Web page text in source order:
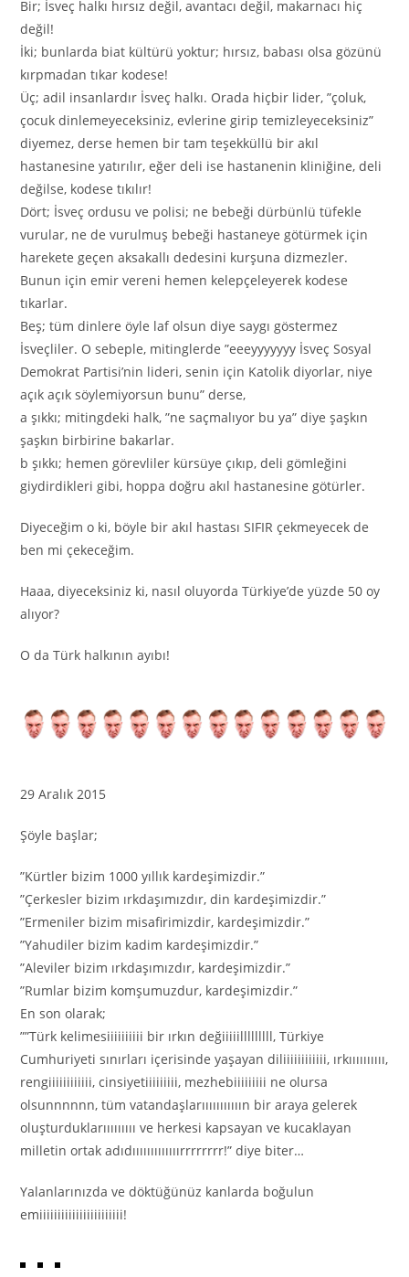
Bir; İsveç halkı hırsız değil, avantacı değil, makarnacı hiç
değil!
İki; bunlarda biat kültürü yoktur; hırsız, babası olsa gözünü
kırpmadan tıkar kodese!
Üç; adil insanlardır İsveç halkı. Orada hiçbir lider, ”çoluk,
çocuk dinlemeyeceksiniz, evlerine girip temizleyeceksiniz”
diyemez, derse hemen bir tam teşekküllü bir akıl
hastanesine yatırılır, eğer deli ise hastanenin kliniğine, deli
değilse, kodese tıkılır!
Dört; İsveç ordusu ve polisi; ne bebeği dürbünlü tüfekle
vurular, ne de vurulmuş bebeği hastaneye götürmek için
harekete geçen aksakallı dedesini kurşuna dizmezler.
Bunun için emir vereni hemen kelepçeleyerek kodese
tıkarlar.
Beş; tüm dinlere öyle laf olsun diye saygı göstermez
İsveçliler. O sebeple, mitinglerde ”eeeyyyyyyy İsveç Sosyal
Demokrat Partisi’nin lideri, senin için Katolik diyorlar, niye
açık açık söylemiyorsun bunu” derse,
a şıkkı; mitingdeki halk, ”ne saçmalıyor bu ya” diye şaşkın
şaşkın birbirine bakarlar.
b şıkkı; hemen görevliler kürsüye çıkıp, deli gömleğini
giydirdikleri gibi, hoppa doğru akıl hastanesine götürler.
Diyeceğim o ki, böyle bir akıl hastası SIFIR çekmeyecek de
ben mi çekeceğim.
Haaa, diyeceksiniz ki, nasıl oluyorda Türkiye’de yüzde 50 oy
alıyor?
O da Türk halkının ayıbı!
29 Aralık 2015
Şöyle başlar;
”Kürtler bizim 1000 yıllık kardeşimizdir.”
”Çerkesler bizim ırkdaşımızdır, din kardeşimizdir.”
”Ermeniler bizim misafirimizdir, kardeşimizdir.”
”Yahudiler bizim kadim kardeşimizdir.”
”Aleviler bizim ırkdaşımızdır, kardeşimizdir.”
”Rumlar bizim komşumuzdur, kardeşimizdir.”
En son olarak;
””Türk kelimesiiiiiiiiii bir ırkın değiiiiilllllllll, Türkiye
Cumhuriyeti sınırları içerisinde yaşayan diliiiiiiiiiiii, ırkıııııııııı,
rengiiiiiiiiiiii, cinsiyetiiiiiiiii, mezhebiiiiiiiii ne olursa
olsunnnnnn, tüm vatandaşlarııııııııııın bir araya gelerek
oluşturduklarııııııııı ve herkesi kapsayan ve kucaklayan
milletin ortak adıdııııııııııııırrrrrrrr!” diye biter…
Yalanlarınızda ve döktüğünüz kanlarda boğulun
emiiiiiiiiiiiiiiiiiiiiiii!